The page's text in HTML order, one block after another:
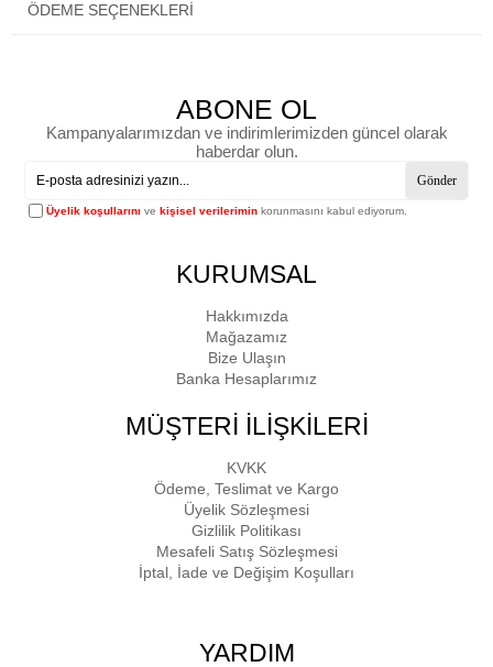
ÖDEME SEÇENEKLERI
ABONE OL
Kampanyalarımızdan ve indirimlerimizden güncel olarak
haberdar olun.
Gönder
Üyelik koşullarını ve kişisel verilerimin korunmasını kabul ediyorum.
KURUMSAL
Hakkımızda
Mağazamız
Bize Ulaşın
Banka Hesaplarımız
MÜŞTERİ İLİŞKİLERİ
KVKK
Ödeme, Teslimat ve Kargo
Üyelik Sözleşmesi
Gizlilik Politikası
Mesafeli Satış Sözleşmesi
İptal, İade ve Değişim Koşulları
YARDIM